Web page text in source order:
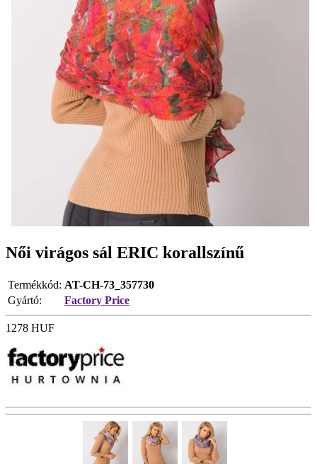
Női virágos sál ERIC korallszínű
Termékkód: AT-CH-73_357730
Gyártó:
Factory Price
1278 HUF